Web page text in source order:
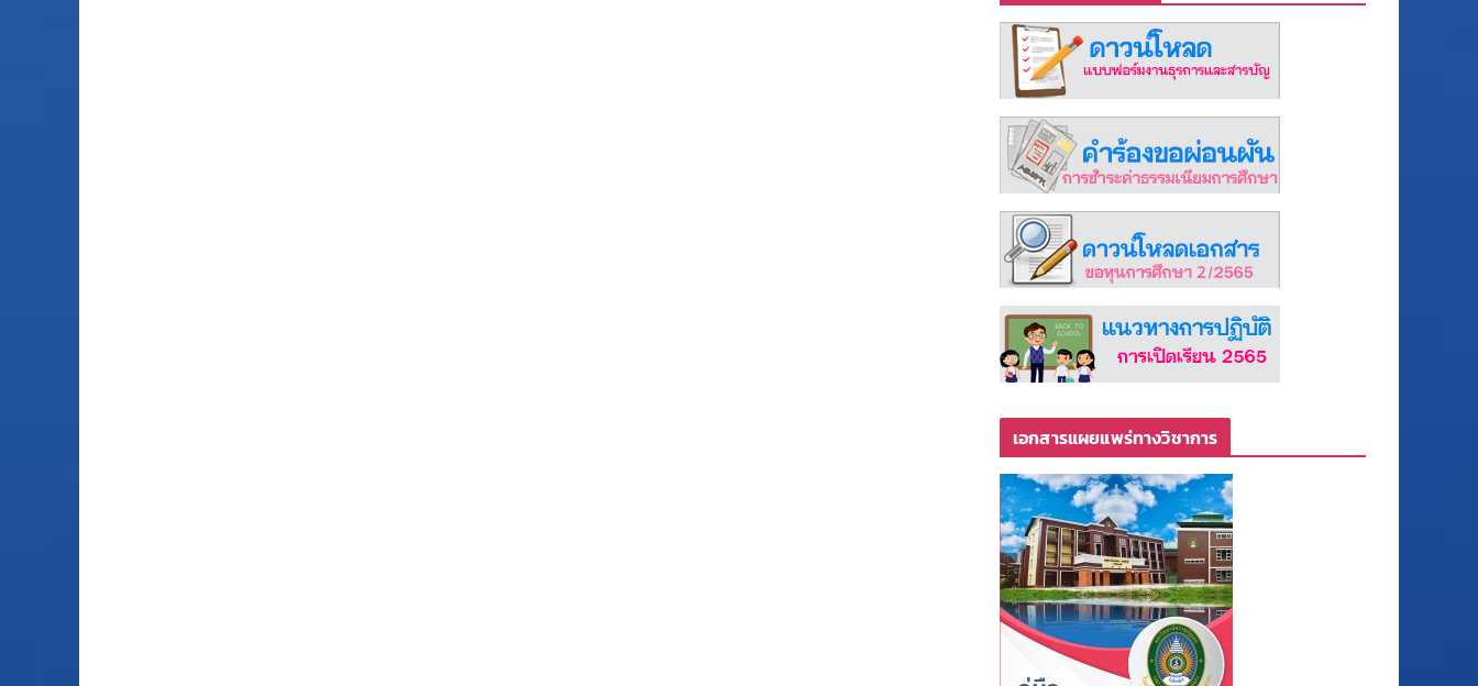
เอกสารแผยแพร่ทางวิชาการ